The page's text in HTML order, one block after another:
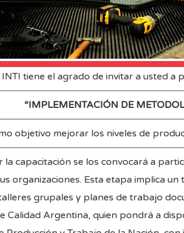
INTI tiene el agrado de invitar a usted a
“IMPLEMENTACIÓN DE
objetivo mejorar los niveles de
la capacitación se los convocará a
organizaciones. Esta etapa implica
grupales y planes de trabajo
Calidad Argentina, quien pondrá a